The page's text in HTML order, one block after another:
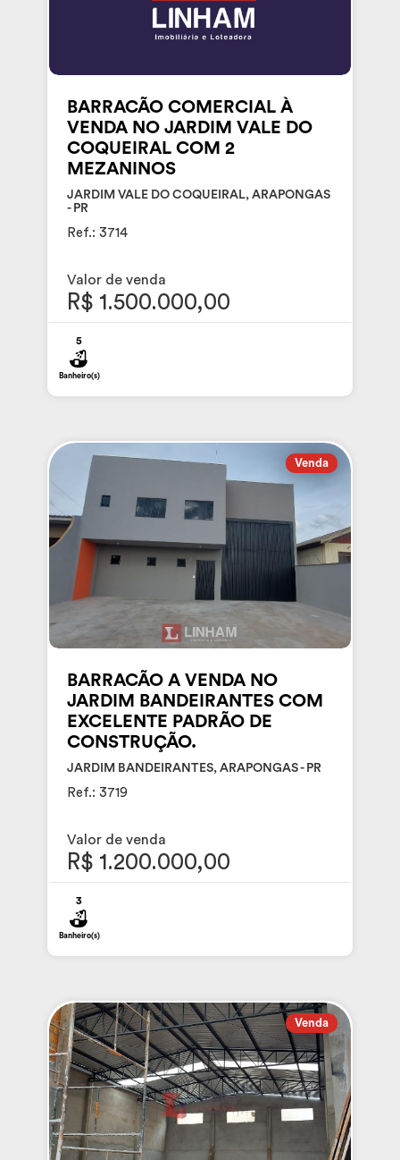
BARRACÃO COMERCIAL À
VENDA NO JARDIM VALE DO
COQUEIRAL COM 2
MEZANINOS
JARDIM VALE DO COQUEIRAL, ARAPONGAS
- PR
Ref.: 3714
Valor de venda
R$ 1.500.000,00
5
Banheiro(s)
Venda
BARRACÃO A VENDA NO
JARDIM BANDEIRANTES COM
EXCELENTE PADRÃO DE
CONSTRUÇÃO.
JARDIM BANDEIRANTES, ARAPONGAS - PR
Ref.: 3719
Valor de venda
R$ 1.200.000,00
3
Banheiro(s)
Venda